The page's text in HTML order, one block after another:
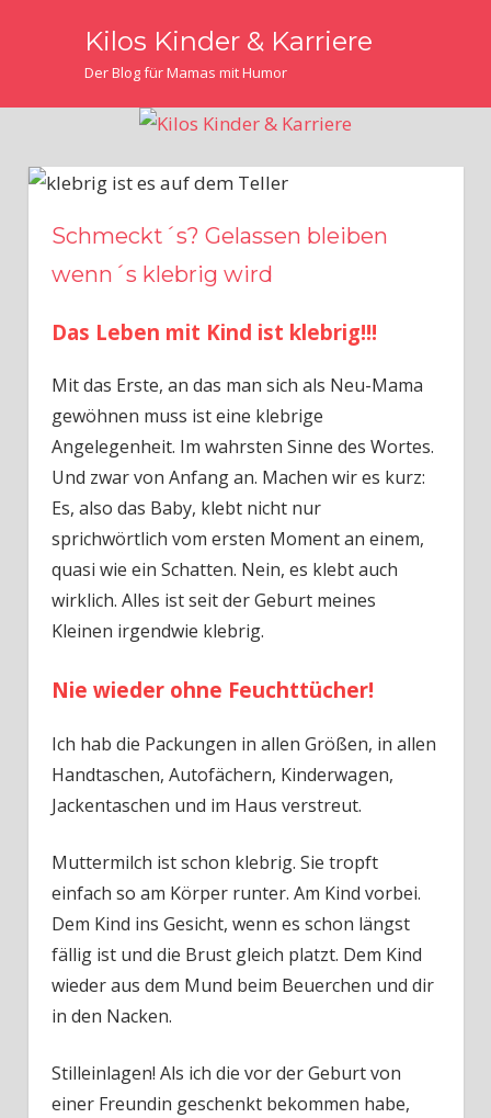
Kilos Kinder & Karriere
Der Blog für Mamas mit Humor
Schmeckt´s? Gelassen bleiben
wenn´s klebrig wird
Das Leben mit Kind ist klebrig!!!
Mit das Erste, an das man sich als Neu-Mama
gewöhnen muss ist eine klebrige
Angelegenheit. Im wahrsten Sinne des Wortes.
Und zwar von Anfang an. Machen wir es kurz:
Es, also das Baby, klebt nicht nur
sprichwörtlich vom ersten Moment an einem,
quasi wie ein Schatten. Nein, es klebt auch
wirklich. Alles ist seit der Geburt meines
Kleinen irgendwie klebrig.
Nie wieder ohne Feuchttücher!
Ich hab die Packungen in allen Größen, in allen
Handtaschen, Autofächern, Kinderwagen,
Jackentaschen und im Haus verstreut.
Muttermilch ist schon klebrig. Sie tropft
einfach so am Körper runter. Am Kind vorbei.
Dem Kind ins Gesicht, wenn es schon längst
fällig ist und die Brust gleich platzt. Dem Kind
wieder aus dem Mund beim Beuerchen und dir
in den Nacken.
Stilleinlagen! Als ich die vor der Geburt von
einer Freundin geschenkt bekommen habe,